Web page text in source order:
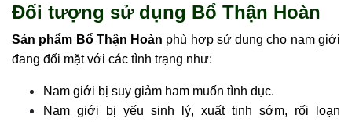
Đối tượng sử dụng Bổ Thận Hoàn
Sản phẩm Bổ Thận Hoàn phù hợp sử dụng cho nam giới
đang đối mặt với các tình trạng như:
Nam giới bị suy giảm ham muốn tình dục.
Nam giới bị yếu sinh lý, xuất tinh sớm, rối loạn